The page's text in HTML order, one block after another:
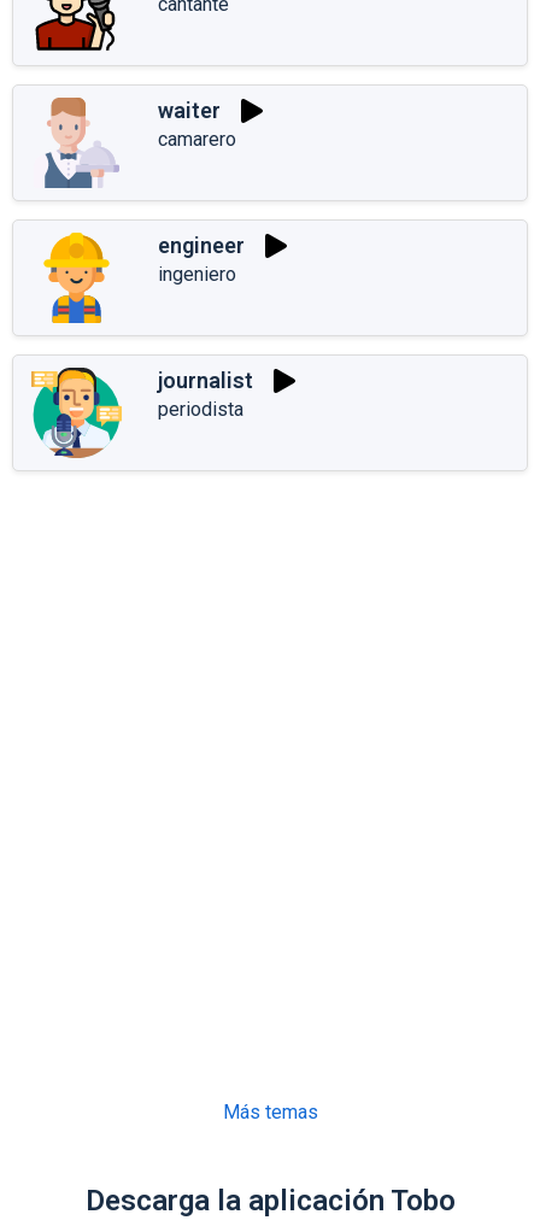
waiter
camarero
engineer
ingeniero
journalist
periodista
Más temas
Descarga la aplicación Tobo